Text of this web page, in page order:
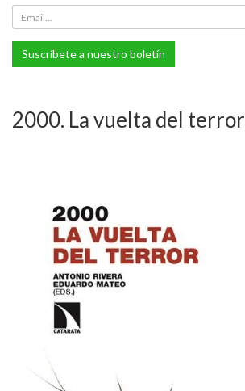
Suscríbete a nuestro boletín
2000. La vuelta del terror